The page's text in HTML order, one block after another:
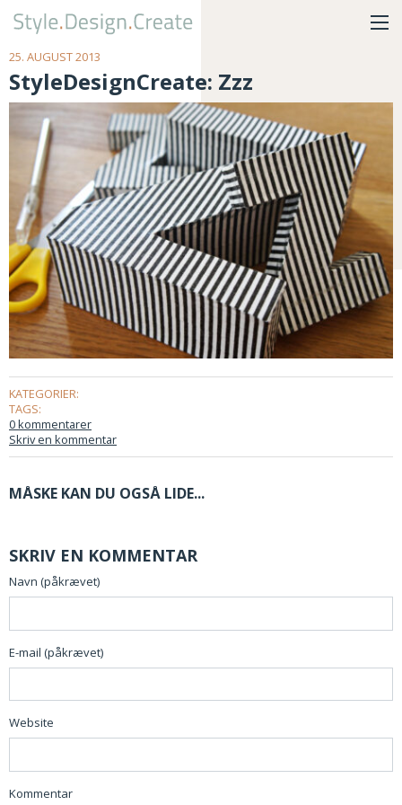
25. AUGUST 2013
StyleDesignCreate: Zzz
KATEGORIER:
TAGS:
0 kommentarer
Skriv en kommentar
MÅSKE KAN DU OGSÅ LIDE...
SKRIV EN KOMMENTAR
Navn (påkrævet)
E-mail (påkrævet)
Website
Kommentar